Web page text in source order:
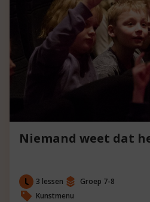
Niemand weet dat
3 lessen
Groep 7-8
Kunstmenu